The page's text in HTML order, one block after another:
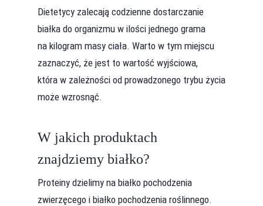
Dietetycy zalecają codzienne dostarczanie
białka do organizmu w ilości jednego grama
na kilogram masy ciała. Warto w tym miejscu
zaznaczyć, że jest to wartość wyjściowa,
która w zależności od prowadzonego trybu życia
może wzrosnąć.
W jakich produktach
znajdziemy białko?
Proteiny dzielimy na białko pochodzenia
zwierzęcego i białko pochodzenia roślinnego.